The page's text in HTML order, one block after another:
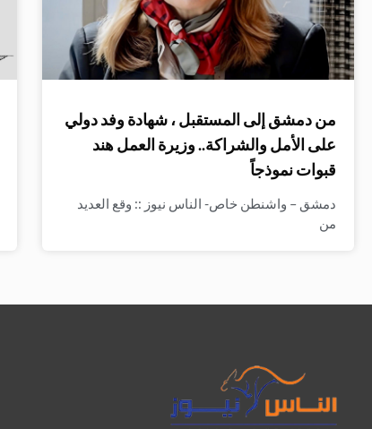
من دمشق إلى المستقبل ، شهادة وفد دولي
على الأمل والشراكة.. وزيرة العمل هند
قبوات نموذجاً
دمشق – واشنطن خاص- الناس نيوز :: وقع العديد
من